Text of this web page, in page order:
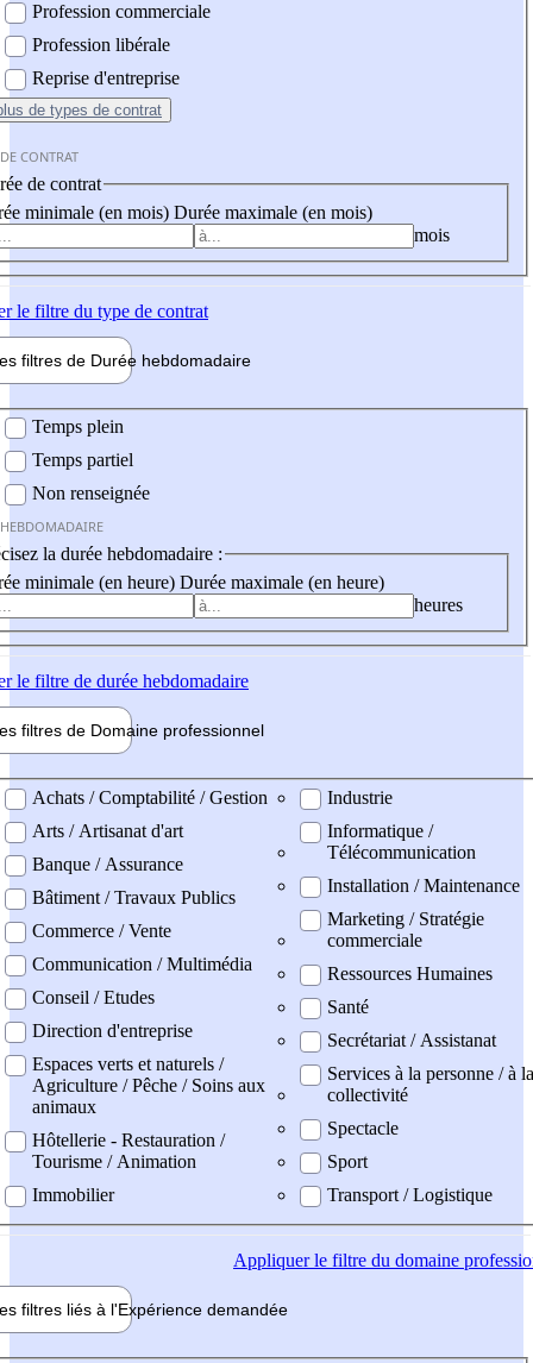
Profession commerciale
Profession libérale
Reprise d'entreprise
de types de contrat
CONTRAT
de contrat
minimale (en mois) Durée maximale (en mois)
mois
le filtre du type de contrat
filtres de Durée hebdomadaire
Temps plein
Temps partiel
Non renseignée
la durée hebdomadaire :
minimale (en heure) Durée maximale (en heure)
heures
le filtre de durée hebdomadaire
filtres de Domaine professionnel
professionel
Achats / Comptabilité / Gestion
Arts / Artisanat d'art
Banque / Assurance
Bâtiment / Travaux Publics
Commerce / Vente
Communication / Multimédia
Conseil / Etudes
Direction d'entreprise
Espaces verts et naturels /
Agriculture / Pêche / Soins aux
animaux
Hôtellerie - Restauration /
Tourisme / Animation
Immobilier
Industrie
Informatique /
Télécommunication
Installation / Maintenance
Marketing / Stratégie
commerciale
Ressources Humaines
Santé
Secrétariat / Assistanat
Services à la personne / à la
collectivité
Spectacle
Sport
Transport / Logistique
Appliquerle filtre du domaine
filtres liés à l'Expérience demandée